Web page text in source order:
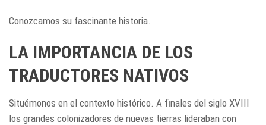
Conozcamos su fascinante historia.
LA IMPORTANCIA DE LOS
TRADUCTORES NATIVOS
Situémonos en el contexto histórico. A finales del siglo XVIII
los grandes colonizadores de nuevas tierras lideraban con